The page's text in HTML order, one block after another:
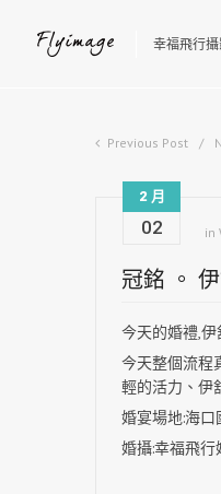
幸福飛行
Previous Post
2 月
02 in
冠銘 。
今天的婚禮,
今天整個流程
輕的活力、伊
婚宴場地:海口
婚攝:幸福飛行